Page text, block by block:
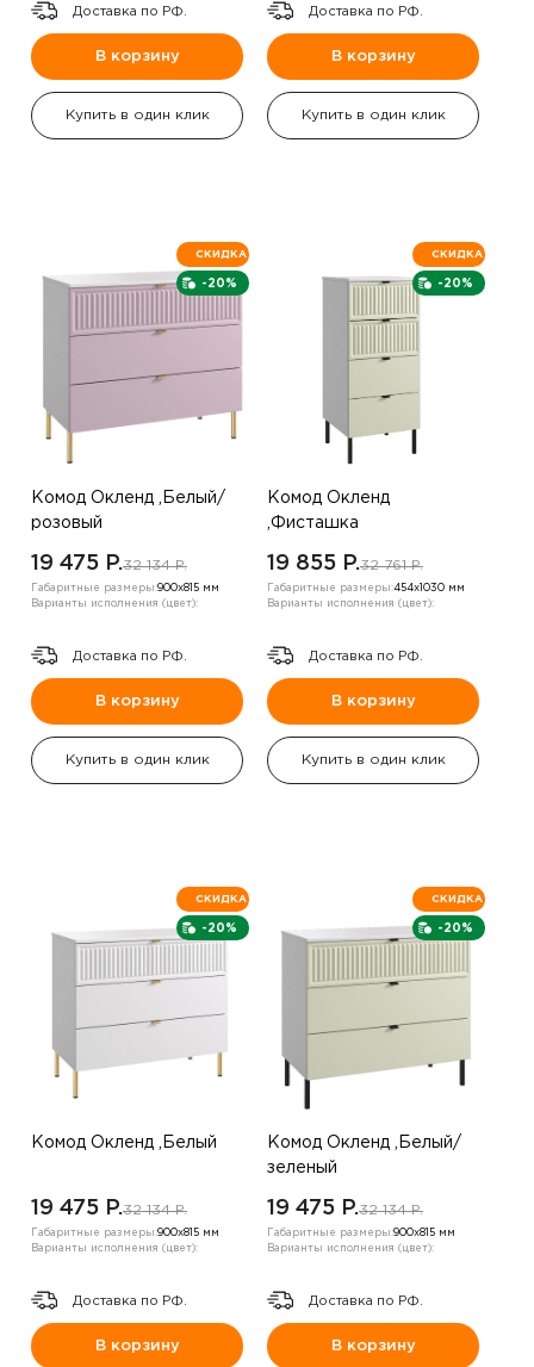
Доставка по РФ.
В корзину
Купить в один клик
Доставка по РФ.
В корзину
Купить в один клик
-20%
СКИДКА
Комод Окленд ,Белый/
розовый
19 475 P.32 134 P.
Габаритные размеры:900х815 мм
Варианты исполнения (цвет):
Доставка по РФ.
В корзину
Купить в один клик
-20%
СКИДКА
Комод Окленд
,Фисташка
19 855 P.32 761 P.
Габаритные размеры:454х1030 мм
Варианты исполнения (цвет):
Доставка по РФ.
В корзину
Купить в один клик
-20%
СКИДКА
Комод Окленд ,Белый
19 475 P.32 134 P.
Габаритные размеры:900х815 мм
Варианты исполнения (цвет):
Доставка по РФ.
В корзину
-20%
СКИДКА
Комод Окленд ,Белый/
зеленый
19 475 P.32 134 P.
Габаритные размеры:900х815 мм
Варианты исполнения (цвет):
Доставка по РФ.
В корзину